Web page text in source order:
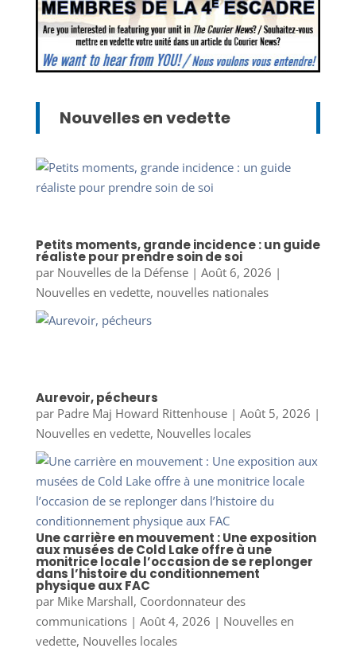
Nouvelles en vedette
Petits moments, grande incidence : un guide
réaliste pour prendre soin de soi
par Nouvelles de la Défense| Août 6, 2026 |
Nouvelles en vedette, nouvelles nationales
Aurevoir, pécheurs
par Padre Maj Howard Rittenhouse| Août 5, 2026 |
Nouvelles en vedette, Nouvelles locales
Une carrière en mouvement : Une exposition
aux musées de Cold Lake offre à une
monitrice locale l’occasion de se replonger
dans l’histoire du conditionnement
physique aux FAC
par Mike Marshall, Coordonnateur des
communications| Août 4, 2026 | Nouvelles en
vedette, Nouvelles locales